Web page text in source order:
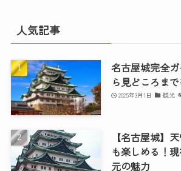
人気記事
名古屋城完全
ら見どころま
2025年3月1日 観光
【名古屋城】
も楽しめる！
元の魅力